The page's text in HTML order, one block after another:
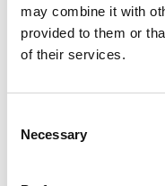
may combine it with
provided to them or
of their services.
Selection
Necessary
nella scelta e
servizio su misura e di
FAQ